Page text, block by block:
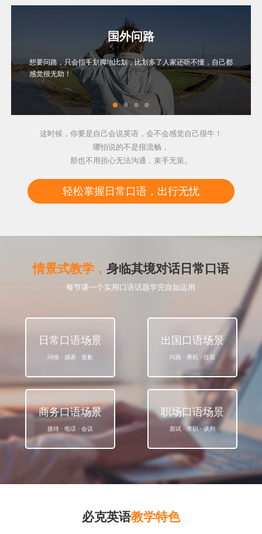
国外问路
想要问路，只会指手划脚地比划，比划多了人家还听不懂，自己都
感觉很无助！
这时候，你要是自己会说英语，会不会感觉自己很牛！
哪怕说的不是很流畅，
那也不用担心无法沟通，束手无策。
轻松掌握日常口语，出行无忧
情景式教学， 身临其境对话日常口语
每节课一个实用口语话题学完自如运用
日常口语场景
问候 · 感谢 · 道歉
出国口语场景
问路 · 乘机 · 住宿
商务口语场景
接待 · 电话 · 会议
职场口语场景
面试 · 求职 · 谈判
必克英语教学特色